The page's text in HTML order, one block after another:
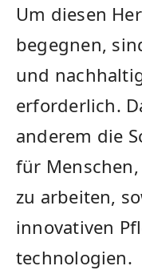
Um diesen
begegnen,
und
erforderlich.
anderem⁢ die
für
zu arbeiten,
innovativen
technologien.